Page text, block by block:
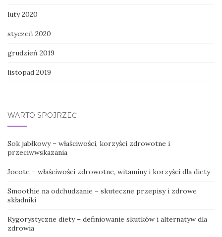
luty 2020
styczeń 2020
grudzień 2019
listopad 2019
WARTO SPOJRZEĆ
Sok jabłkowy – właściwości, korzyści zdrowotne i
przeciwwskazania
Jocote – właściwości zdrowotne, witaminy i korzyści dla diety
Smoothie na odchudzanie – skuteczne przepisy i zdrowe
składniki
Rygorystyczne diety – definiowanie skutków i alternatyw dla
zdrowia